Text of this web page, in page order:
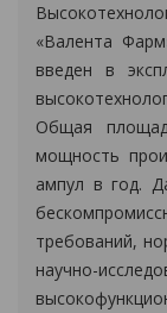
«Валента
введен в
Общая
мощность
ампул в год.
требований,
научно-